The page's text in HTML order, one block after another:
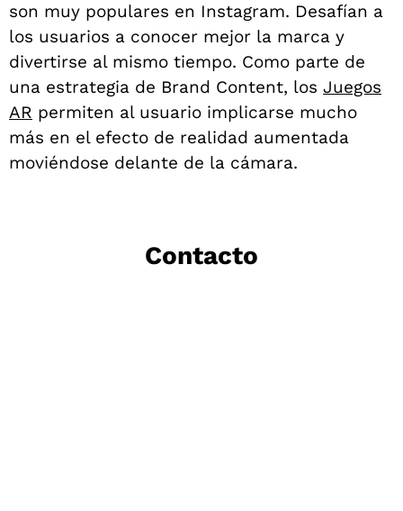
son muy populares en Instagram. Desafían a
los usuarios a conocer mejor la marca y
divertirse al mismo tiempo. Como parte de
una estrategia de Brand Content, los Juegos
AR permiten al usuario implicarse mucho
más en el efecto de realidad aumentada
moviéndose delante de la cámara.
Contacto